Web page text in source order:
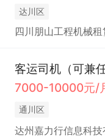
达川区
四川朋山工程机械
客运司机（可兼任
7000-10000元/
通川区
达州嘉力行信息科技